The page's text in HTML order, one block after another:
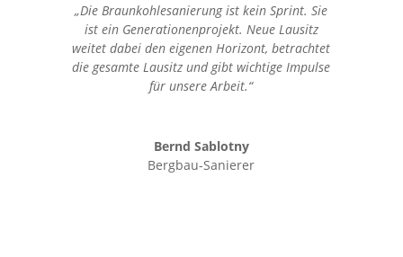
„Die Braunkohlesanierung ist kein Sprint. Sie
ist ein Generationenprojekt. Neue Lausitz
weitet dabei den eigenen Horizont, betrachtet
die gesamte Lausitz und gibt wichtige Impulse
für unsere Arbeit.“
Bernd Sablotny
Bergbau-Sanierer